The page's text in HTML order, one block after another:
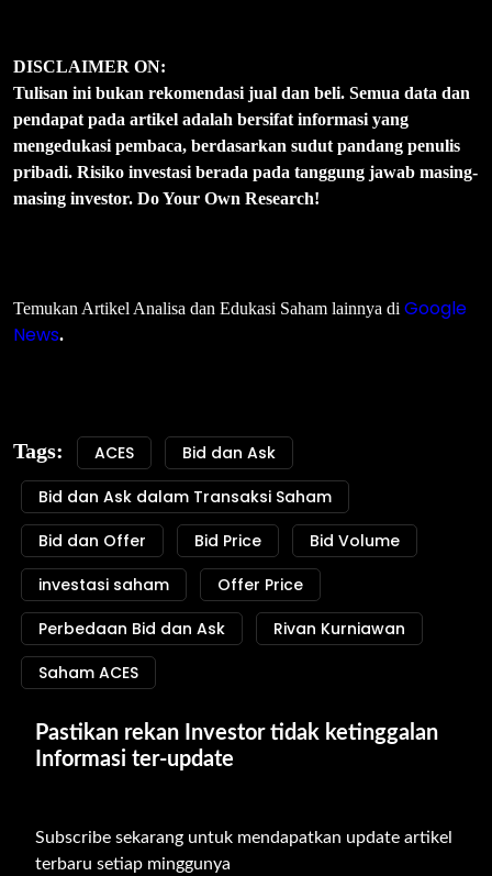
DISCLAIMER ON:
Tulisan ini bukan rekomendasi jual dan beli. Semua data dan
pendapat pada artikel adalah bersifat informasi yang
mengedukasi pembaca, berdasarkan sudut pandang penulis
pribadi. Risiko investasi berada pada tanggung jawab masing-
masing investor. Do Your Own Research!
Temukan Artikel Analisa dan Edukasi Saham lainnya di Google
News.
Tags: ACES
Bid dan Ask
Bid dan Ask dalam Transaksi Saham
Bid dan Offer
Bid Price
Bid Volume
investasi saham
Offer Price
Perbedaan Bid dan Ask
Rivan Kurniawan
Saham ACES
Pastikan rekan Investor tidak ketinggalan
Informasi ter-update
Subscribe sekarang untuk mendapatkan update artikel
terbaru setiap minggunya